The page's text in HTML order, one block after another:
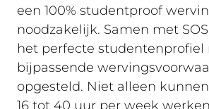
een 100% studentproof
noodzakelijk. Samen met
het perfecte studentenprofiel
bijpassende
opgesteld. Niet alleen
16 tot 40 uur per week